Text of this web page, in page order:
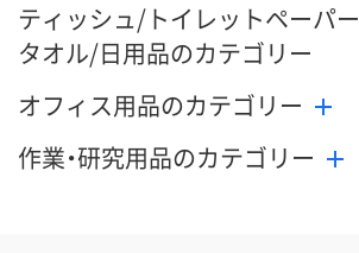
ティッシュ/トイレットペーパ
タオル/日用品のカテゴリー
オフィス用品のカテゴリー
作業・研究用品のカテゴリー